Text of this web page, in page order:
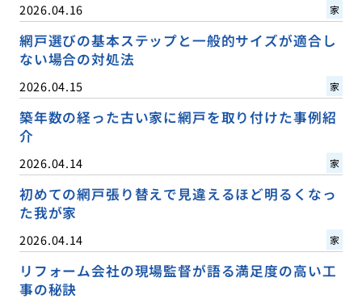
2026.04.16 家
網戸選びの基本ステップと一般的サイズが適合し
ない場合の対処法
2026.04.15 家
築年数の経った古い家に網戸を取り付けた事例紹
介
2026.04.14 家
初めての網戸張り替えで見違えるほど明るくなっ
た我が家
2026.04.14 家
リフォーム会社の現場監督が語る満足度の高い工
事の秘訣